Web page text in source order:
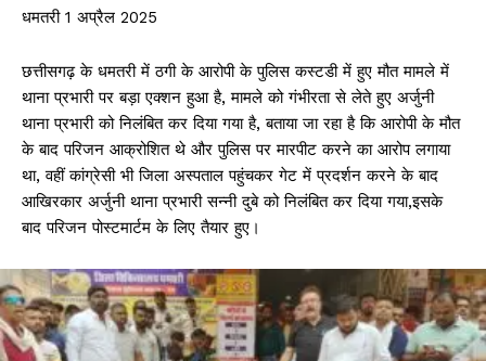
धमतरी 1 अप्रैल 2025
छत्तीसगढ़ के धमतरी में ठगी के आरोपी के पुलिस कस्टडी में हुए मौत मामले में
थाना प्रभारी पर बड़ा एक्शन हुआ है, मामले को गंभीरता से लेते हुए अर्जुनी
थाना प्रभारी को निलंबित कर दिया गया है, बताया जा रहा है कि आरोपी के मौत
के बाद परिजन आक्रोशित थे और पुलिस पर मारपीट करने का आरोप लगाया
था, वहीं कांग्रेसी भी जिला अस्पताल पहुंचकर गेट में प्रदर्शन करने के बाद
आखिरकार अर्जुनी थाना प्रभारी सन्नी दुबे को निलंबित कर दिया गया,इसके
बाद परिजन पोस्टमार्टम के लिए तैयार हुए।